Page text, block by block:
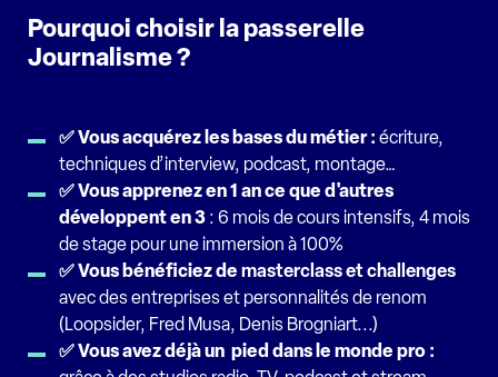
Pourquoi choisir la passerelle
Journalisme ?
✅ Vous acquérez les bases du métier : écriture,
techniques d’interview, podcast, montage…
✅ Vous apprenezen 1 an ce que d'autres
développent en 3 : 6 mois de cours intensifs, 4 mois
de stage pour une immersion à 100%
✅ Vous bénéficiez de masterclass et challenges
avec des entreprises et personnalités de renom
(Loopsider, Fred Musa, Denis Brogniart...)
✅ Vous avez déjà un pied dans le monde pro :